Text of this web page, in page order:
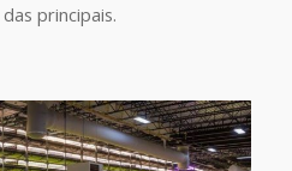
principais.